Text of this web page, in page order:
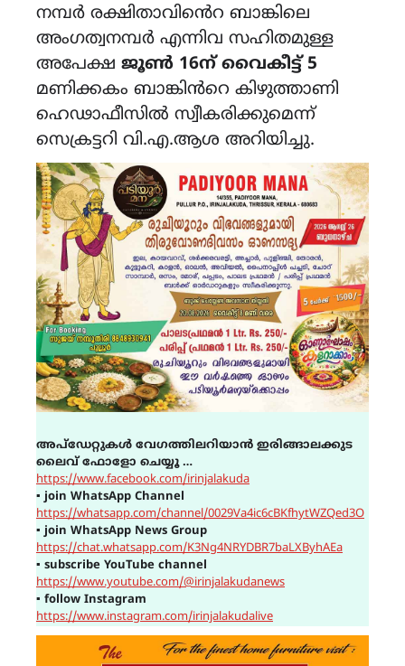
നമ്പർ രക്ഷിതാവിൻെറ ബാങ്കിലെ
അംഗത്വനമ്പർ എന്നിവ സഹിതമുള്ള
അപേക്ഷ ജൂൺ 16ന് വൈകീട്ട് 5
മണിക്കകം ബാങ്കിൻറെ കിഴുത്താണി
ഹെഢാഫീസിൽ സ്വീകരിക്കുമെന്ന്
സെക്രട്ടറി വി.എ.ആശ അറിയിച്ചു.
അപ്ഡേറ്റുകൾ വേഗത്തിലറിയാൻ ഇരിങ്ങാലക്കുട
ലൈവ് ഫോളോ ചെയ്യൂ …
https://www.facebook.com/irinjalakuda
▪ join WhatsApp Channel
https://whatsapp.com/channel/0029Va4ic6cBKfhytWZQed3O
▪ join WhatsApp News Group
https://chat.whatsapp.com/K3Ng4NRYDBR7baLXByhAEa
▪ subscribe YouTube channel
https://www.youtube.com/@irinjalakudanews
▪ follow Instagram
https://www.instagram.com/irinjalakudalive